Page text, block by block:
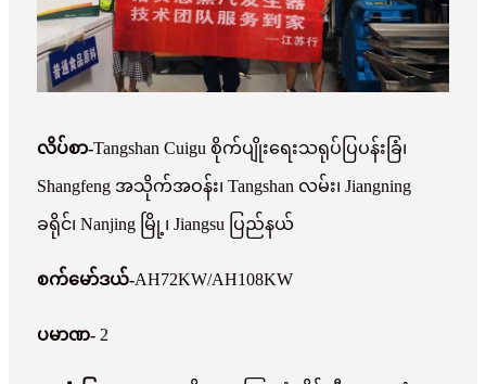
လိပ်စာ-Tangshan Cuigu စိုက်ပျိုးရေးသရုပ်ပြပန်းခြံ၊
Shangfeng အသိုက်အဝန်း၊ Tangshan လမ်း၊ Jiangning
ခရိုင်၊ Nanjing မြို့၊ Jiangsu ပြည်နယ်
စက်မော်ဒယ်-AH72KW/AH108KW
ပမာဏ- 2